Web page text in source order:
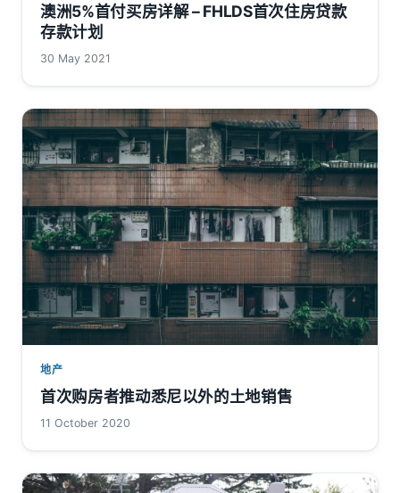
澳洲5%首付买房详解 – FHLDS首次住房贷款
存款计划
30 May 2021
地产
首次购房者推动悉尼以外的土地销售
11 October 2020